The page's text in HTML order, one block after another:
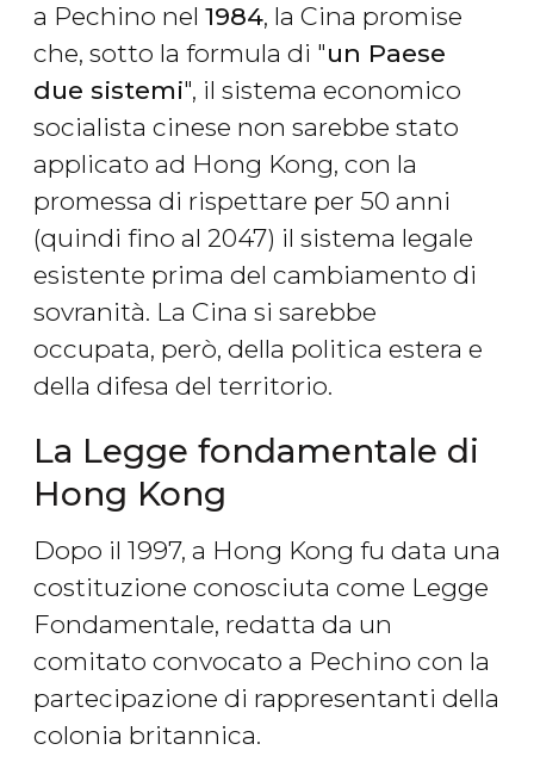
a Pechino nel 1984, la Cina promise
che, sotto la formula di "un Paese
due sistemi", il sistema economico
socialista cinese non sarebbe stato
applicato ad Hong Kong, con la
promessa di rispettare per 50 anni
(quindi fino al 2047) il sistema legale
esistente prima del cambiamento di
sovranità. La Cina si sarebbe
occupata, però, della politica estera e
della difesa del territorio.
La Legge fondamentale di
Hong Kong
Dopo il 1997, a Hong Kong fu data una
costituzione conosciuta come Legge
Fondamentale, redatta da un
comitato convocato a Pechino con la
partecipazione di rappresentanti della
colonia britannica.